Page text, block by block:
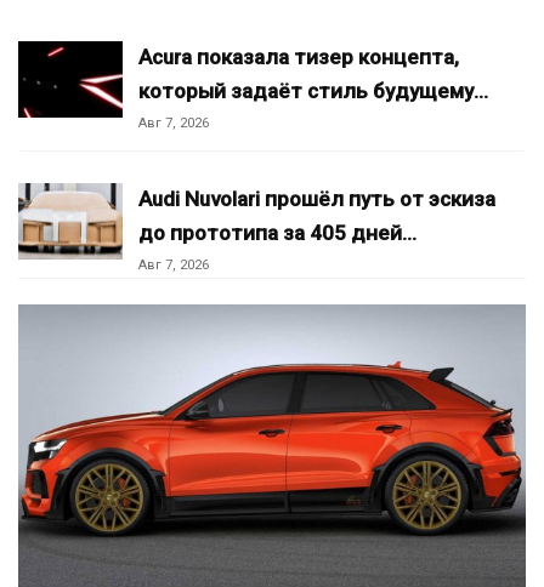
Acura показала тизер концепта,
который задаёт стиль будущему…
Авг 7, 2026
Audi Nuvolari прошёл путь от эскиза
до прототипа за 405 дней…
Авг 7, 2026